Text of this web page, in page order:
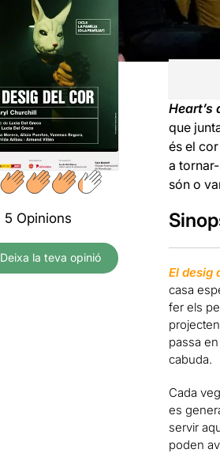
5 Opinions
Deixa la teva opinió
Heart’s
que
és el
a
són o
El desig
casa
fer els
passa
cabuda.
Cada
es
servir
poden